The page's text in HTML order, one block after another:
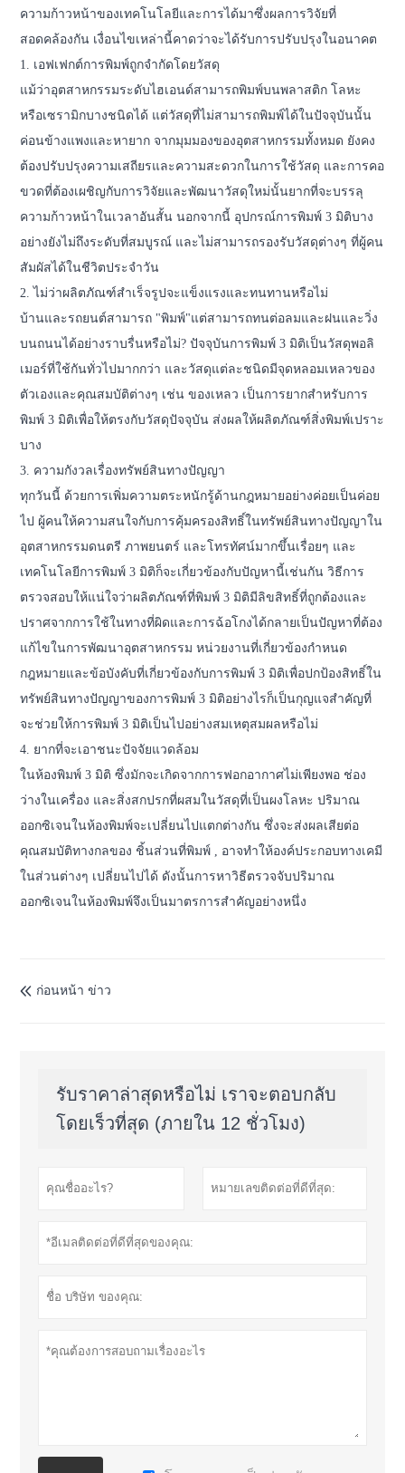
ความก้าวหน้าของเทคโนโลยีและการได้มาซึ่งผลการวิจัยที่
สอดคล้องกัน เงื่อนไขเหล่านี้คาดว่าจะได้รับการปรับปรุงในอนาคต
1. เอฟเฟกต์การพิมพ์ถูกจำกัดโดยวัสดุ
แม้ว่าอุตสาหกรรมระดับไฮเอนด์สามารถพิมพ์บนพลาสติก โลหะ
หรือเซรามิกบางชนิดได้ แต่วัสดุที่ไม่สามารถพิมพ์ได้ในปัจจุบันนั้น
ค่อนข้างแพงและหายาก จากมุมมองของอุตสาหกรรมทั้งหมด ยังคง
ต้องปรับปรุงความเสถียรและความสะดวกในการใช้วัสดุ และการคอ
ขวดที่ต้องเผชิญกับการวิจัยและพัฒนาวัสดุใหม่นั้นยากที่จะบรรลุ
ความก้าวหน้าในเวลาอันสั้น นอกจากนี้ อุปกรณ์การพิมพ์ 3 มิติบาง
อย่างยังไม่ถึงระดับที่สมบูรณ์ และไม่สามารถรองรับวัสดุต่างๆ ที่ผู้คน
สัมผัสได้ในชีวิตประจำวัน
2. ไม่ว่าผลิตภัณฑ์สำเร็จรูปจะแข็งแรงและทนทานหรือไม่
บ้านและรถยนต์สามารถ "พิมพ์"แต่สามารถทนต่อลมและฝนและวิ่ง
บนถนนได้อย่างราบรื่นหรือไม่? ปัจจุบันการพิมพ์ 3 มิติเป็นวัสดุพอลิ
เมอร์ที่ใช้กันทั่วไปมากกว่า และวัสดุแต่ละชนิดมีจุดหลอมเหลวของ
ตัวเองและคุณสมบัติต่างๆ เช่น ของเหลว เป็นการยากสำหรับการ
พิมพ์ 3 มิติเพื่อให้ตรงกับวัสดุปัจจุบัน ส่งผลให้ผลิตภัณฑ์สิ่งพิมพ์เปราะ
บาง
3. ความกังวลเรื่องทรัพย์สินทางปัญญา
ทุกวันนี้ ด้วยการเพิ่มความตระหนักรู้ด้านกฎหมายอย่างค่อยเป็นค่อย
ไป ผู้คนให้ความสนใจกับการคุ้มครองสิทธิ์ในทรัพย์สินทางปัญญาใน
อุตสาหกรรมดนตรี ภาพยนตร์ และโทรทัศน์มากขึ้นเรื่อยๆ และ
เทคโนโลยีการพิมพ์ 3 มิติก็จะเกี่ยวข้องกับปัญหานี้เช่นกัน วิธีการ
ตรวจสอบให้แน่ใจว่าผลิตภัณฑ์ที่พิมพ์ 3 มิติมีลิขสิทธิ์ที่ถูกต้องและ
ปราศจากการใช้ในทางที่ผิดและการฉ้อโกงได้กลายเป็นปัญหาที่ต้อง
แก้ไขในการพัฒนาอุตสาหกรรม หน่วยงานที่เกี่ยวข้องกำหนด
กฎหมายและข้อบังคับที่เกี่ยวข้องกับการพิมพ์ 3 มิติเพื่อปกป้องสิทธิ์ใน
ทรัพย์สินทางปัญญาของการพิมพ์ 3 มิติอย่างไรก็เป็นกุญแจสำคัญที่
จะช่วยให้การพิมพ์ 3 มิติเป็นไปอย่างสมเหตุสมผลหรือไม่
4. ยากที่จะเอาชนะปัจจัยแวดล้อม
ในห้องพิมพ์ 3 มิติ ซึ่งมักจะเกิดจากการฟอกอากาศไม่เพียงพอ ช่อง
ว่างในเครื่อง และสิ่งสกปรกที่ผสมในวัสดุที่เป็นผงโลหะ ปริมาณ
ออกซิเจนในห้องพิมพ์จะเปลี่ยนไปแตกต่างกัน ซึ่งจะส่งผลเสียต่อ
คุณสมบัติทางกลของ ชิ้นส่วนที่พิมพ์ , อาจทำให้องค์ประกอบทางเคมี
ในส่วนต่างๆ เปลี่ยนไปได้ ดังนั้นการหาวิธีตรวจจับปริมาณ
ออกซิเจนในห้องพิมพ์จึงเป็นมาตรการสำคัญอย่างหนึ่ง
 ก่อนหน้า ข่าว
รับราคาล่าสุดหรือไม่ เราจะตอบกลับ
โดยเร็วที่สุด (ภายใน 12 ชั่วโมง)